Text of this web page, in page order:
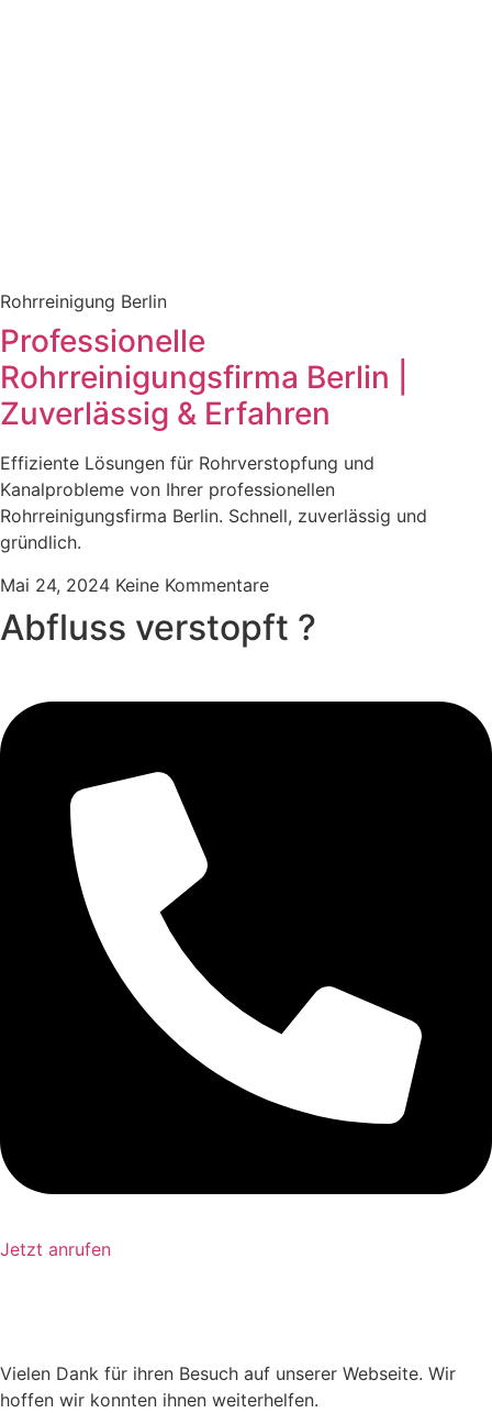
Rohrreinigung Berlin
Professionelle
Rohrreinigungsfirma Berlin |
Zuverlässig & Erfahren
Effiziente Lösungen für Rohrverstopfung und
Kanalprobleme von Ihrer professionellen
Rohrreinigungsfirma Berlin. Schnell, zuverlässig und
gründlich.
Mai 24, 2024 Keine Kommentare
Abfluss verstopft ?
Jetzt anrufen
Vielen Dank für ihren Besuch auf unserer Webseite. Wir
hoffen wir konnten ihnen weiterhelfen.